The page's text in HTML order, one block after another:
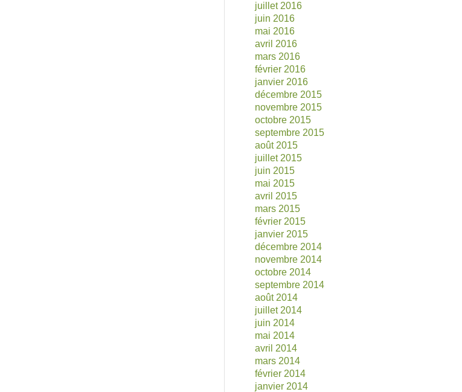
juillet 2016
juin 2016
mai 2016
avril 2016
mars 2016
février 2016
janvier 2016
décembre 2015
novembre 2015
octobre 2015
septembre 2015
août 2015
juillet 2015
juin 2015
mai 2015
avril 2015
mars 2015
février 2015
janvier 2015
décembre 2014
novembre 2014
octobre 2014
septembre 2014
août 2014
juillet 2014
juin 2014
mai 2014
avril 2014
mars 2014
février 2014
janvier 2014